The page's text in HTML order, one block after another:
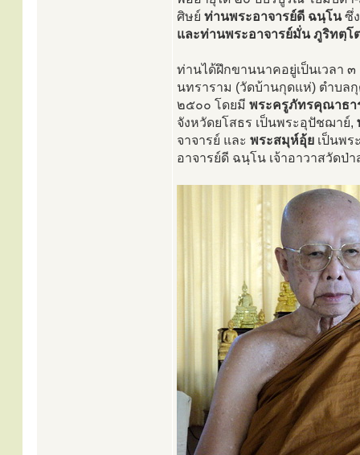
ศิษย์ ท่านพระอาจารย์ดี ฉนฺโนซึ่
และท่านพระอาจารย์มั่น ภูริทตฺโ
ท่านได้ฝึกขานนาคอยู่เป็นเวลา
นทราราม (วัดบ้านกุดแห่) ตำบล
๒๕๐๐ โดยมี พระครูภัทรคุณาธา
จังหวัดยโสธร เป็นพระอุปัชฌาย์,
จาจารย์ และ พระสมุห์อุ้ย เป็นพร
อาจารย์ดี ฉนฺโน เจ้าอาวาสวัด